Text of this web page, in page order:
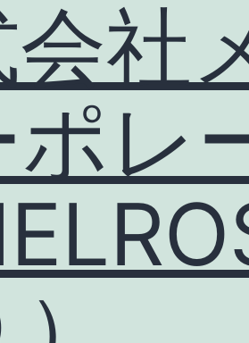
社
ポレ